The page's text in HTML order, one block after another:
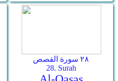
٢٨ سورة القصص
28. Surah